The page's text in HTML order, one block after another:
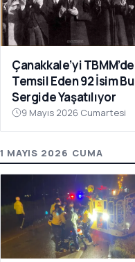
Çanakkale’yi TBMM’de
Temsil Eden 92 İsim Bu
Sergide Yaşatılıyor
9 Mayıs 2026 Cumartesi
1 MAYIS 2026 CUMA